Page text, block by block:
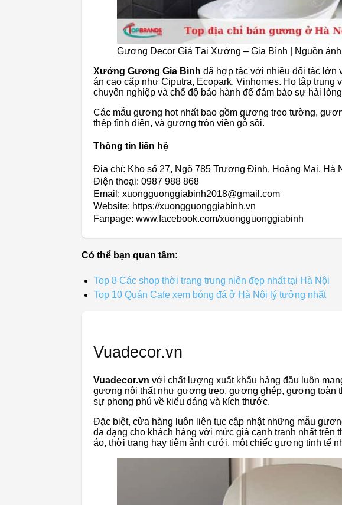
Gương Decor Giá Tại Xưởng – Gia Bình | Nguồn
Xưởng Gương Gia Bình đã hợp tác với nhiều đối tác lớn
án cao cấp như Ciputra, Ecopark, Vinhomes. Họ tập trung
chuyên nghiệp và chế độ bảo hành để đảm bảo sự hài
Các mẫu gương hot nhất bao gồm gương treo tường,
thép tĩnh điện, và gương tròn viền gỗ sồi.
Thông tin liên hệ
Địa chỉ: Kho số 27, Ngõ 785 Trương Định, Hoàng Mai, Hà
Điện thoại: 0987 988 868
Email: xuongguonggiabinh2018@gmail.com
Website: https://xuongguonggiabinh.vn
Fanpage: www.facebook.com/xuongguonggiabinh
Có thể bạn quan tâm:
Top 8 Các shop thời trang trung niên đẹp nhất tại Hà Nội
Top 10 Quán Cafe xem bóng đá ở Hà Nội lý tưởng nhất
Vuadecor.vn
Vuadecor.vn với chất lượng xuất khẩu hàng đầu luôn
gương nội thất như gương treo, gương ghép, gương
sự phong phú về kiểu dáng và kích thước.
Đặc biệt, cửa hàng luôn liên tục cập nhật những mẫu
đa dạng cho khách hàng với mức giá cạnh tranh nhất trên
áo, thời trang hay tiệm ảnh cưới, một chiếc gương tinh tế